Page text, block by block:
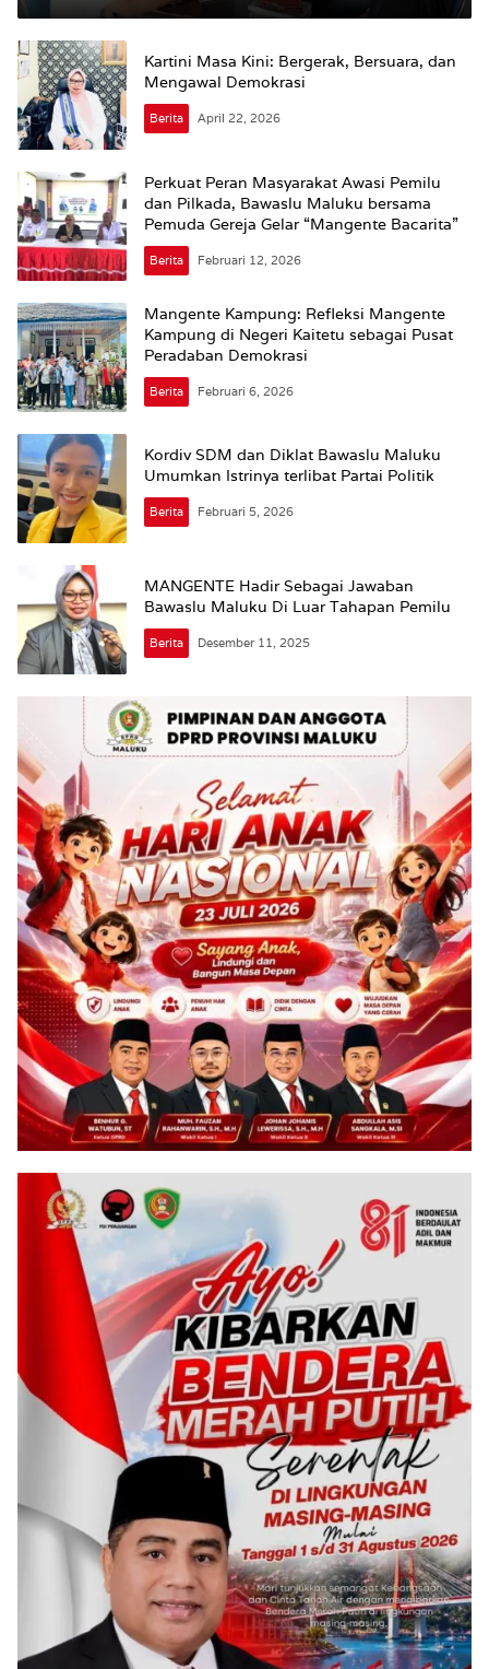
Kartini Masa Kini: Bergerak, Bersuara, dan
Mengawal Demokrasi
Berita April 22, 2026
Perkuat Peran Masyarakat Awasi Pemilu
dan Pilkada, Bawaslu Maluku bersama
Pemuda Gereja Gelar “Mangente Bacarita”
Berita Februari 12, 2026
Mangente Kampung: Refleksi Mangente
Kampung di Negeri Kaitetu sebagai Pusat
Peradaban Demokrasi
Berita Februari 6, 2026
Kordiv SDM dan Diklat Bawaslu Maluku
Umumkan Istrinya terlibat Partai Politik
Berita Februari 5, 2026
MANGENTE Hadir Sebagai Jawaban
Bawaslu Maluku Di Luar Tahapan Pemilu
Berita Desember 11, 2025